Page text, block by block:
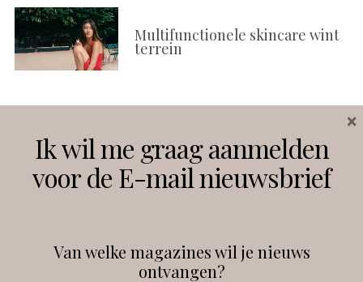
Multifunctionele skincare wint
terrein
Instagram Facebook
Ik wil me graag aanmelden
voor de E-mail nieuwsbrief
Van welke magazines wil je nieuws
ontvangen?
×